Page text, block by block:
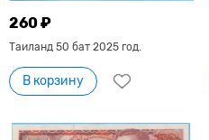
260 ₽
Таиланд 50 бат 2025 год.
В корзину